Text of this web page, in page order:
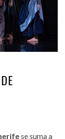
se suma a